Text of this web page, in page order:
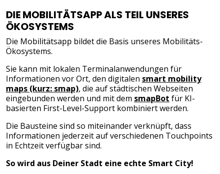
DIE MOBILITÄTSAPP ALS TEIL UNSERES
ÖKOSYSTEMS
Die Mobilitätsapp bildet die Basis unseres Mobilitäts-
Ökosystems.
Sie kann mit lokalen Terminalanwendungen für
Informationen vor Ort, den digitalen smart mobility
maps (kurz: smap), die auf städtischen Webseiten
eingebunden werden und mit dem smapBot für KI-
basierten First-Level-Support kombiniert werden.
Die Bausteine sind so miteinander verknüpft, dass
Informationen jederzeit auf verschiedenen Touchpoints
in Echtzeit verfügbar sind.
So wird aus Deiner Stadt eine echte Smart City!